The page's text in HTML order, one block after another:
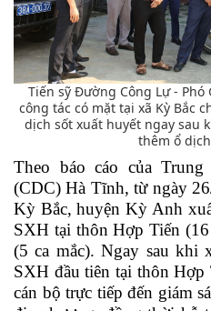
Tiến sỹ Đường Công Lự - Phó
công tác có mặt tại xã Kỳ Bắc
dịch sốt xuất huyết ngay sau
thêm ổ
Theo báo cáo của
(CDC) Hà Tĩnh, từ ngày
Kỳ Bắc, huyện Kỳ Anh
SXH tại thôn Hợp Tiến
(5 ca mắc). Ngay sau khi
SXH đầu tiên tại thôn
cán bộ trực tiếp đến giám